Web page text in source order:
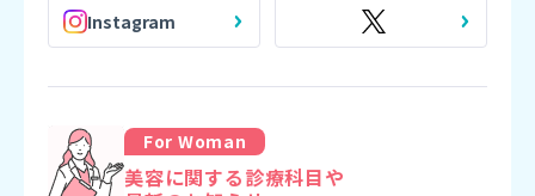
Instagram
For Woman
美容に関する診療科目や